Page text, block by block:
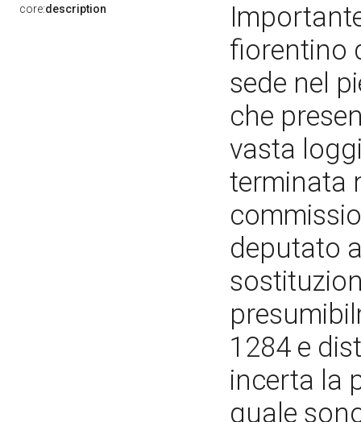
core:description
fiorentino
sede nel
che
vasta
terminata
deputato
1284 e
incerta la
quale